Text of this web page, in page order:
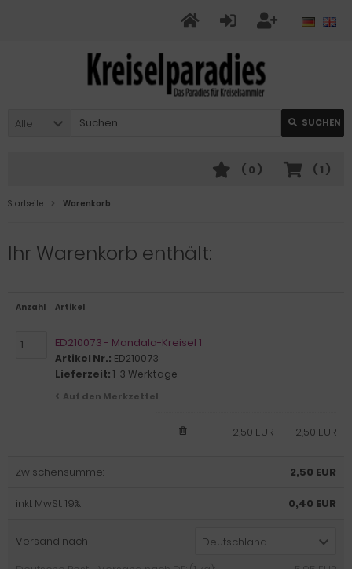
Alle SUCHEN
( 1 )
( 0 )
Startseite Warenkorb
Ihr Warenkorb enthält:
Anzahl Artikel
ED210073 - Mandala-Kreisel 1
Artikel Nr.: ED210073
Lieferzeit: 1-3 Werktage
Auf den Merkzettel
2,50 EUR
2,50 EUR
Zwischensumme: 2,50 EUR
inkl. MwSt. 19%: 0,40 EUR
Versand nach
Deutschland